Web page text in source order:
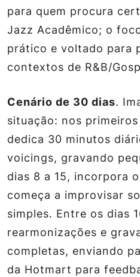
para quem procura
Jazz Acadêmico; o
prático e voltado para
contextos de R&B/
Cenário de 30 dias.
situação: nos
dedica 30 minutos
voicings, gravando
dias 8 a 15, incorpora
começa a improvisar
simples. Entre os dias
rearmonizações e
completas, enviando
da Hotmart para